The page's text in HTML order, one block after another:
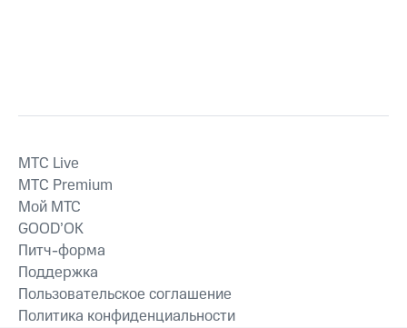
MTС Live
MTС Premium
Мой МТС
GOOD’OK
Питч-форма
Поддержка
Пользовательское соглашение
Политика конфиденциальности